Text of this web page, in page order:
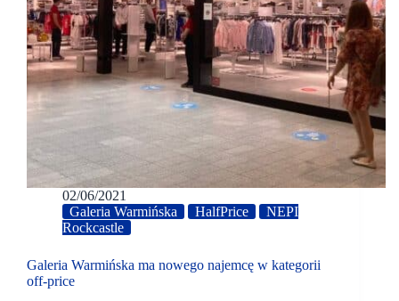
02/06/2021
Galeria Warmińska
HalfPrice
NEPI
Rockcastle
Galeria Warmińska ma nowego najemcę w kategorii
off-price